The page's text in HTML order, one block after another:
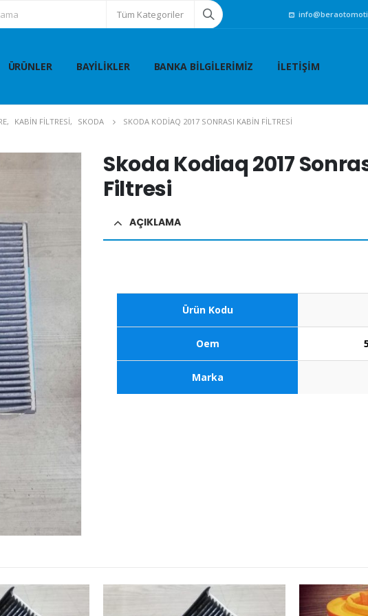
Tüm Kategoriler
ÜRÜNLER BAYILIKLER BANKA BILGILERIMIZ İLETIŞIM
, KABİN FİLTRESİ, SKODA SKODA KODIAQ 2017 SONRASI KABIN FILTRESI
Skoda Kodiaq 2017
Filtresi
AÇIKLAMA
Ürün Kodu
Oem
Marka